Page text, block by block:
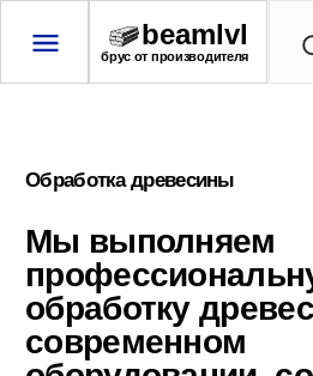
beamlvl
брус от производителя
Мы выполняем
профессиональную
современном
оборудовании, соблюдая
все технологические
стандарты. В работе
используем качественные
материалы, обеспечивая